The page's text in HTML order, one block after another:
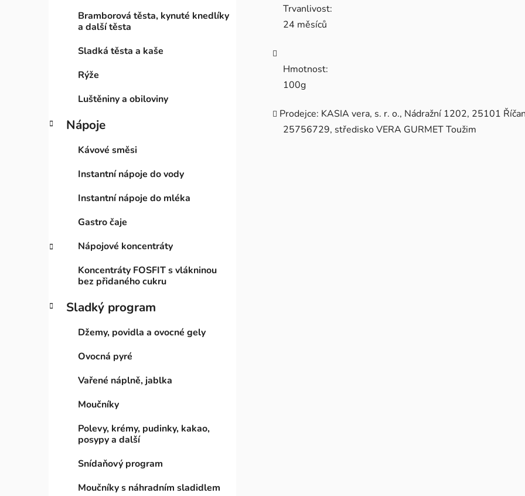
Bramborová těsta, kynuté knedlíky
a další těsta
Sladká těsta a kaše
Rýže
Luštěniny a obiloviny
Nápoje
Kávové směsi
Instantní nápoje do vody
Instantní nápoje do mléka
Gastro čaje
Nápojové koncentráty
Koncentráty FOSFIT s vlákninou
bez přidaného cukru
Sladký program
Džemy, povidla a ovocné gely
Ovocná pyré
Vařené náplně, jablka
Moučníky
Polevy, krémy, pudinky, kakao,
posypy a další
Snídaňový program
Moučníky s náhradním sladidlem
Trvanlivost:
24 měsíců
Hmotnost:
100g
Prodejce: KASIA vera, s. r. o., Nádražní 1202, 25101
25756729, středisko VERA GURMET Toužim